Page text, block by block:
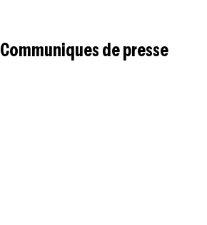
Communiques de presse